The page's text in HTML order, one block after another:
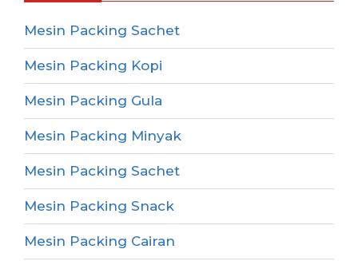
Mesin Packing Sachet
Mesin Packing Kopi
Mesin Packing Gula
Mesin Packing Minyak
Mesin Packing Sachet
Mesin Packing Snack
Mesin Packing Cairan